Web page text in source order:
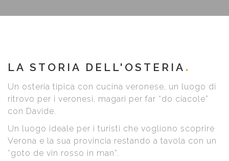
LA STORIA DELL'OSTERIA
Un osteria tipica con cucina veronese, un luogo di
ritrovo per i veronesi, magari per far “do ciacole”
con Davide.
Un luogo ideale per i turisti che vogliono scoprire
Verona e la sua provincia restando a tavola con un
“goto de vin rosso in man”.